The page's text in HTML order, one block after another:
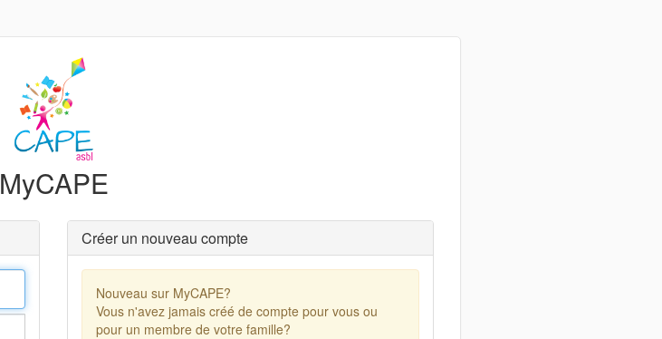
MyCAPE
Créer un nouveau compte
Nouveau sur MyCAPE?
Vous n'avez jamais créé de compte pour vous ou
pour un membre de votre famille?